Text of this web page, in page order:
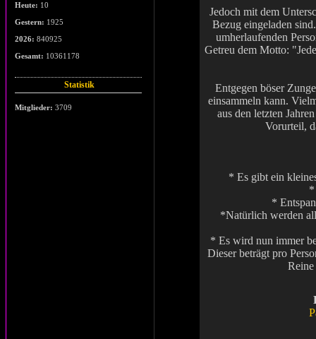
Heute: 10
Gestern: 1925
2026: 840925
Gesamt: 10361178
Statistik
Mitglieder: 3709
Jedoch mit dem
Bezug eingeladen
umherlaufenden
Getreu dem Motto:
Entgegen böser
einsammeln kann.
aus den letzten
Vorurteil,
* Es gibt ein
*
*
*Natürlich werden
* Es wird nun immer
Dieser beträgt pro